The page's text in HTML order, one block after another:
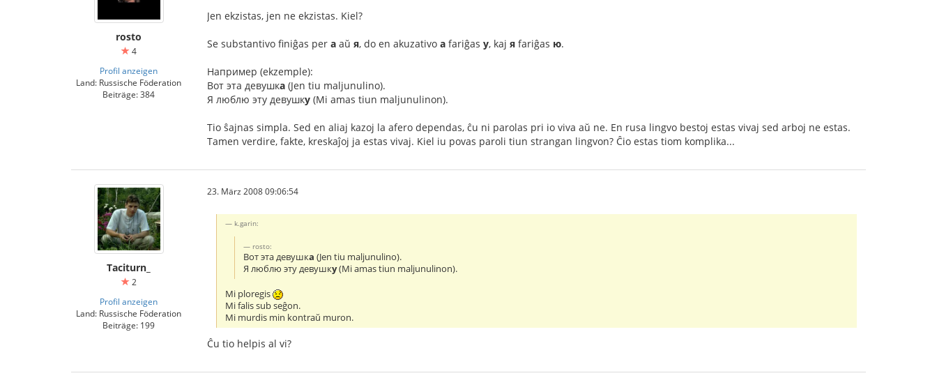
rosto
4
Profil anzeigen
Land: Russische Föderation
Beiträge: 384
Jen ekzistas, jen ne ekzistas. Kiel?
Se substantivo finiĝas per а aŭ я, do en akuzativo а fariĝas у, kaj я fariĝas ю.
Например (ekzemple):
Вот эта девушка (Jen tiu maljunulino).
Я люблю эту девушку (Mi amas tiun maljunulinon).
Tio ŝajnas simpla. Sed en aliaj kazoj la afero dependas, ĉu ni parolas pri io viva aŭ ne. En rusa lingvo bestoj estas vivaj sed arboj ne estas.
Tamen verdire, fakte, kreskaĵoj ja estas vivaj. Kiel iu povas paroli tiun strangan lingvon? Ĉio estas tiom komplika...
Taciturn_
2
Profil anzeigen
Land: Russische Föderation
Beiträge: 199
23. März 2008 09:06:54
k.garin:
rosto:
Вот эта девушка (Jen tiu maljunulino).
Я люблю эту девушку(Mi amas tiun maljunulinon).
Mi ploregis
Mi falis sub seĝon.
Mi murdis min kontraŭ muron.
Ĉu tio helpis al vi?